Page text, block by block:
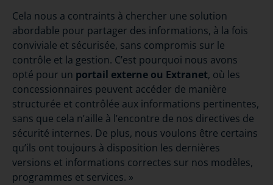
Cela nous a contraints à chercher une solution
abordable pour partager des informations, à la fois
conviviale et sécurisée, sans compromis sur le
contrôle et la gestion. C’est pourquoi nous avons
opté pour un portail externe ou Extranet, où les
concessionnaires peuvent accéder de manière
structurée et contrôlée aux informations pertinentes,
sans que cela n’aille à l’encontre de nos directives de
sécurité internes. De plus, nous voulons être certains
qu’ils ont toujours à disposition les dernières
versions et informations correctes sur nos modèles,
programmes et services. »